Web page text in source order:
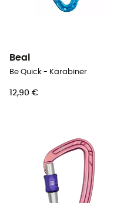
Beal
Be Quick - Karabiner
12,90 €